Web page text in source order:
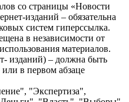
со страницы «Новости
изданий – обязательна
систем гиперссылка.
в независимости от
материалов.
изданий) – должна быть
в первом абзаце
"Экспертиза",